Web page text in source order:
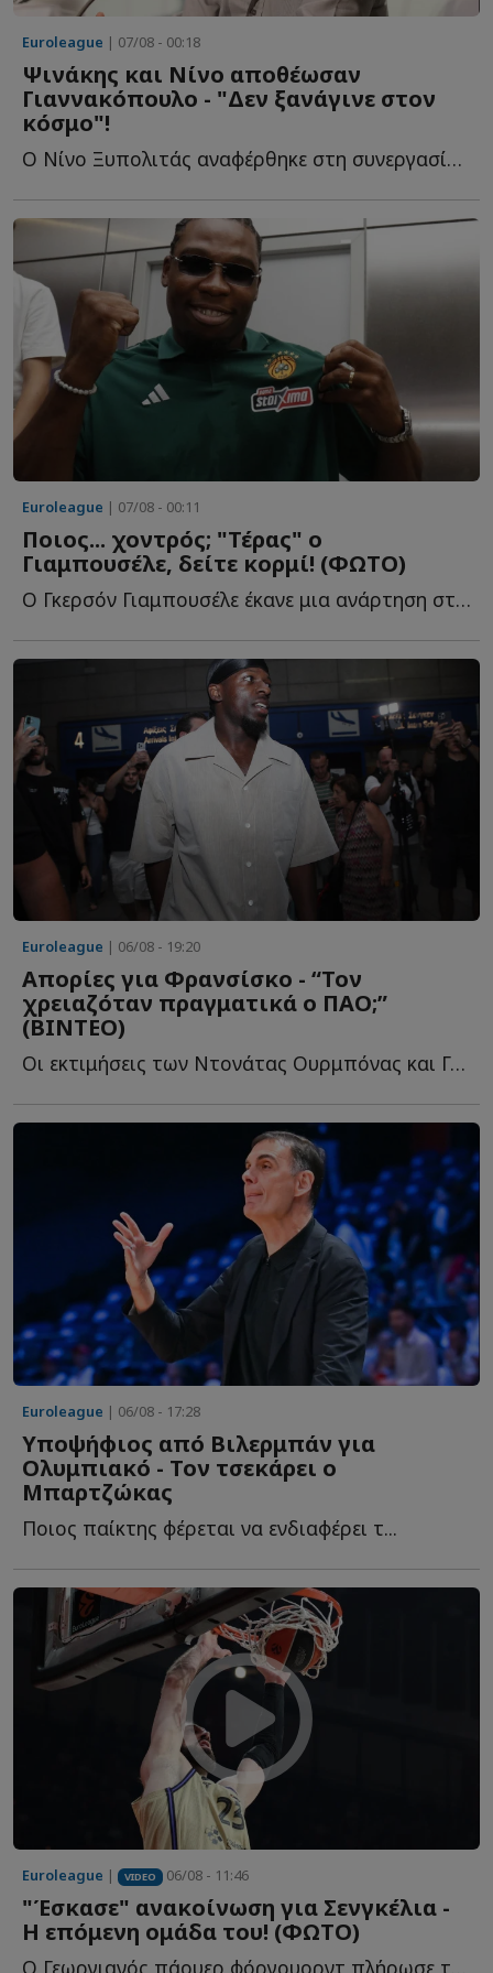
Euroleague | 07/08 - 00:18
Ψινάκης και Νίνο αποθέωσαν
Γιαννακόπουλο - "Δεν ξανάγινε στον
κόσμο"!
Ο Νίνο Ξυπολιτάς αναφέρθηκε στη συνεργασία του με τον Δ...
Euroleague | 07/08 - 00:11
Ποιος... χοντρός; "Τέρας" ο
Γιαμπουσέλε, δείτε κορμί! (ΦΩΤΟ)
Ο Γκερσόν Γιαμπουσέλε έκανε μια ανάρτηση στα social media, κ...
Euroleague | 06/08 - 19:20
Απορίες για Φρανσίσκο - “Τον
χρειαζόταν πραγματικά ο ΠΑΟ;”
(ΒΙΝΤΕΟ)
Oι εκτιμήσεις των Ντονάτας Ουρμπόνας και Γκίτις Μπλαζεβίτσιους γ...
Euroleague | 06/08 - 17:28
Υποψήφιος από Βιλερμπάν για
Ολυμπιακό - Τον τσεκάρει ο
Μπαρτζώκας
Ποιος παίκτης φέρεται να ενδιαφέρει τ...
Euroleague | VIDEO 06/08 - 11:46
"Έσκασε" ανακοίνωση για Σενγκέλια -
Η επόμενη ομάδα του! (ΦΩΤΟ)